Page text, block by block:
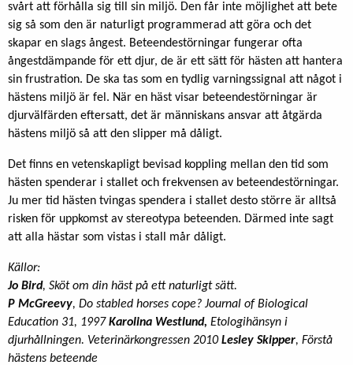
svårt att förhålla sig till sin miljö. Den får inte möjlighet att bete
sig så som den är naturligt programmerad att göra och det
skapar en slags ångest. Beteendestörningar fungerar ofta
ångestdämpande för ett djur, de är ett sätt för hästen att hantera
sin frustration. De ska tas som en tydlig varningssignal att något i
hästens miljö är fel. När en häst visar beteendestörningar är
djurvälfärden eftersatt, det är människans ansvar att åtgärda
hästens miljö så att den slipper må dåligt.
Det finns en vetenskapligt bevisad koppling mellan den tid som
hästen spenderar i stallet och frekvensen av beteendestörningar.
Ju mer tid hästen tvingas spendera i stallet desto större är alltså
risken för uppkomst av stereotypa beteenden. Därmed inte sagt
att alla hästar som vistas i stall mår dåligt.
Källor:
Jo Bird, Sköt om din häst på ett naturligt sätt.
P McGreevy, Do stabled horses cope? Journal of Biological
Education 31, 1997Karolina Westlund, Etologihänsyn i
djurhållningen. Veterinärkongressen 2010Lesley Skipper, Förstå
hästens beteende